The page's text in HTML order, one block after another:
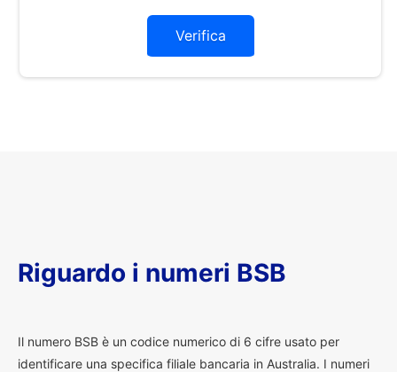
Verifica
Riguardo i numeri BSB
Il numero BSB è un codice numerico di 6 cifre usato per
identificare una specifica filiale bancaria in Australia. I numeri